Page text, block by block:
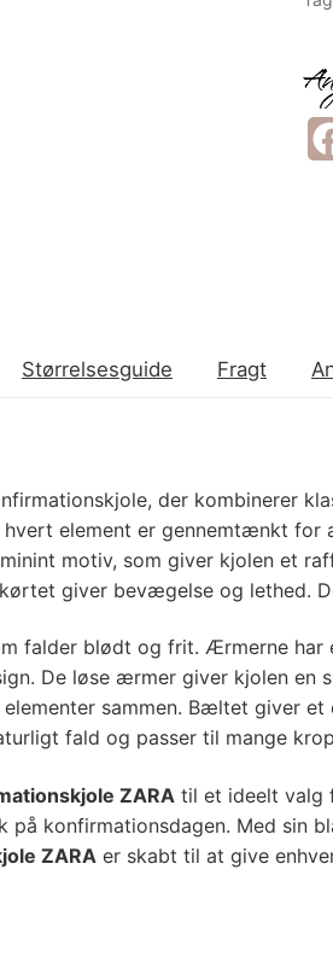
DE
IT
PL
RU
ES
UK
Størrelsesguide Fragt
der kombinerer
element er gennemtænkt
motiv, som giver kjolen et
giver bevægelse og lethed.
falder blødt og frit. Ærmerne har
De løse ærmer giver kjolen
sammen. Bæltet giver
fald og passer til mange
ZARA til et ideelt valg
konfirmationsdagen. Med sin
ZARA er skabt til at give